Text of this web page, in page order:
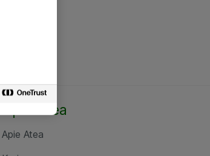
Apie Atea
Apie Atea